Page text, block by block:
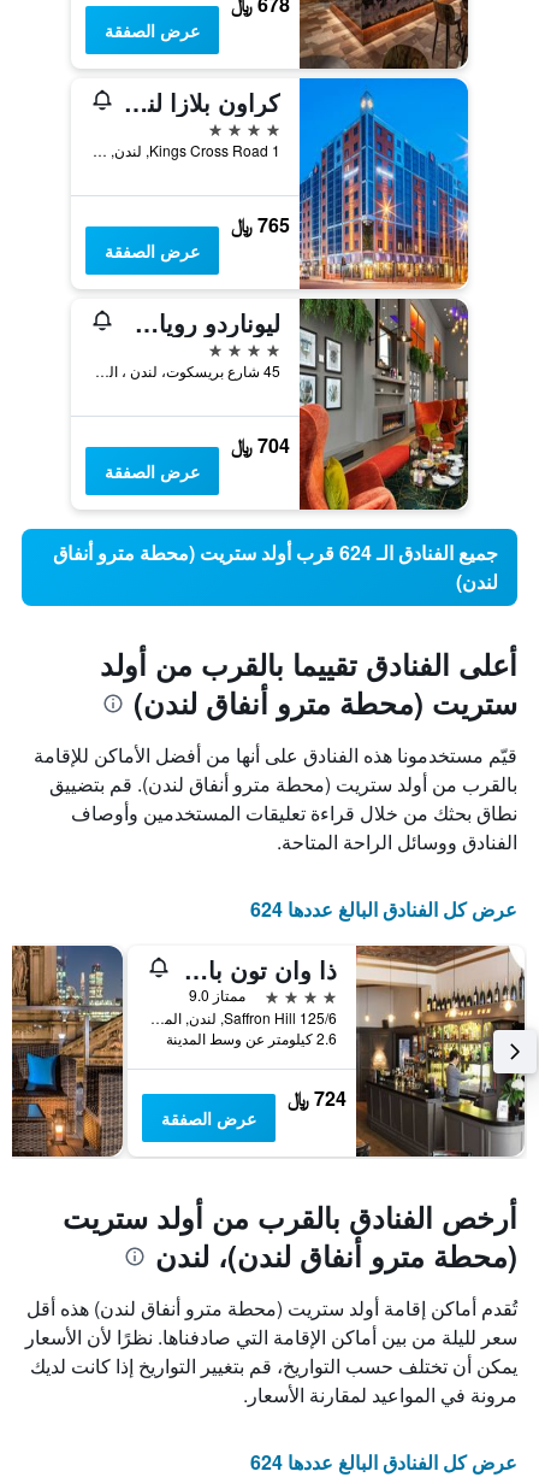
عرض الصفقة
كراون بلازا لندن كينغز كروس
4 نجوم
1 Kings Cross Road, لندن, المملكة المتحدة
765 ﷼
عرض الصفقة
ليوناردو رويال لندن تاور بريدج
4 نجوم
45 شارع بريسكوت، لندن ، المملكة المتحدة, لندن, المملكة المتحدة
704 ﷼
عرض الصفقة
جميع الفنادق الـ 624 قرب أولد ستريت (محطة مترو أنفاق
لندن)
أعلى الفنادق تقييما بالقرب من أولد
ستريت (محطة مترو أنفاق لندن)
قيّم مستخدمونا هذه الفنادق على أنها من أفضل الأماكن للإقامة
بالقرب من أولد ستريت (محطة مترو أنفاق لندن). قم بتضييق
نطاق بحثك من خلال قراءة تعليقات المستخدمين وأوصاف
الفنادق ووسائل الراحة المتاحة.
عرض كل الفنادق البالغ عددها 624
ذا وان تون باب آند رومز
4 نجوم
ممتاز 9.0
125/6 Saffron Hill, لندن, المملكة المتحدة
2.6 كيلومتر عن وسط المدينة
724 ﷼
عرض الصفقة
أرخص الفنادق بالقرب من أولد ستريت
(محطة مترو أنفاق لندن)، لندن
تُقدم أماكن إقامة أولد ستريت (محطة مترو أنفاق لندن) هذه أقل
سعر لليلة من بين أماكن الإقامة التي صادفناها. نظرًا لأن الأسعار
يمكن أن تختلف حسب التواريخ، قم بتغيير التواريخ إذا كانت لديك
مرونة في المواعيد لمقارنة الأسعار.
عرض كل الفنادق البالغ عددها 624